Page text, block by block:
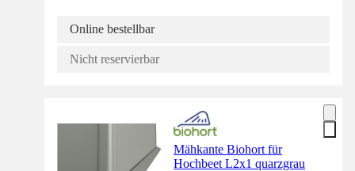
Online bestellbar
Nicht reservierbar
Mähkante Biohort für
Hochbeet L2x1 quarzgrau